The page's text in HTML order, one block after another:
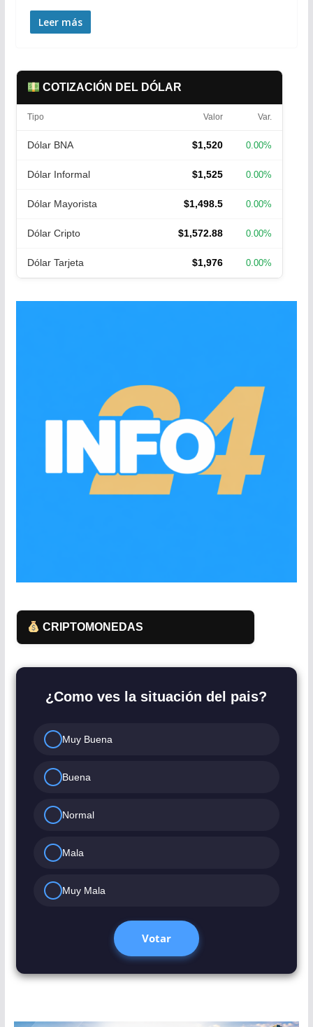
Leer más
COTIZACIÓN DEL DÓLAR
Tipo Valor Var.
Dólar BNA $1,520 0.00%
Dólar Informal $1,525 0.00%
Dólar Mayorista $1,498.5 0.00%
Dólar Cripto $1,572.88 0.00%
Dólar Tarjeta $1,976 0.00%
CRIPTOMONEDAS
¿Como ves la situación del pais?
Muy Buena
Buena
Normal
Mala
Muy Mala
Votar